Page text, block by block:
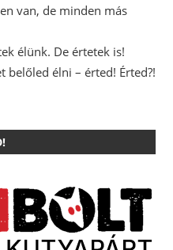
van, de minden más
élünk. De értetek is!
belőled élni – érted! Érted?!